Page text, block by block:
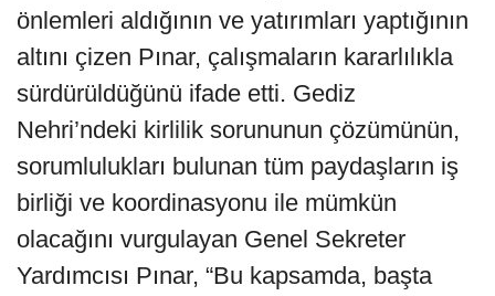
önlemleri aldığının ve yatırımları yaptığının
altını çizen Pınar, çalışmaların kararlılıkla
sürdürüldüğünü ifade etti. Gediz
Nehri’ndeki kirlilik sorununun çözümünün,
sorumlulukları bulunan tüm paydaşların iş
birliği ve koordinasyonu ile mümkün
olacağını vurgulayan Genel Sekreter
Yardımcısı Pınar, “Bu kapsamda, başta